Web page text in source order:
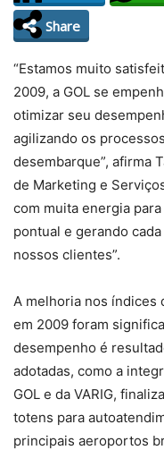
Share
“Estamos muito
2009, a GOL se
otimizar seu
agilizando os
desembarque”, afirma
de Marketing e
com muita energia
pontual e gerando
nossos clientes”.
A melhoria nos índices
em 2009 foram
desempenho é
adotadas, como a
GOL e da VARIG,
totens para
principais aeroportos